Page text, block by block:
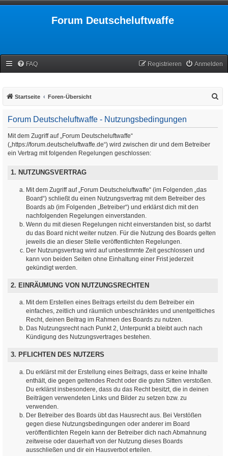
Forum Deutscheluftwaffe
FAQ Anmelden
Registrieren
Startseite Foren-Übersicht
Forum Deutscheluftwaffe - Nutzungsbedingungen
Mit dem Zugriff auf „Forum Deutscheluftwaffe“
(„https://forum.deutscheluftwaffe.de“) wird zwischen dir und dem Betreiber
ein Vertrag mit folgenden Regelungen geschlossen:
1. NUTZUNGSVERTRAG
Mit dem Zugriff auf „Forum Deutscheluftwaffe“ (im Folgenden „das
Board“) schließt du einen Nutzungsvertrag mit dem Betreiber des
Boards ab (im Folgenden „Betreiber“) und erklärst dich mit den
nachfolgenden Regelungen einverstanden.
Wenn du mit diesen Regelungen nicht einverstanden bist, so darfst
du das Board nicht weiter nutzen. Für die Nutzung des Boards gelten
jeweils die an dieser Stelle veröffentlichten Regelungen.
Der Nutzungsvertrag wird auf unbestimmte Zeit geschlossen und
kann von beiden Seiten ohne Einhaltung einer Frist jederzeit
gekündigt werden.
2. EINRÄUMUNG VON NUTZUNGSRECHTEN
Mit dem Erstellen eines Beitrags erteilst du dem Betreiber ein
einfaches, zeitlich und räumlich unbeschränktes und unentgeltliches
Recht, deinen Beitrag im Rahmen des Boards zu nutzen.
Das Nutzungsrecht nach Punkt 2, Unterpunkt a bleibt auch nach
Kündigung des Nutzungsvertrages bestehen.
3. PFLICHTEN DES NUTZERS
Du erklärst mit der Erstellung eines Beitrags, dass er keine Inhalte
enthält, die gegen geltendes Recht oder die guten Sitten verstoßen.
Du erklärst insbesondere, dass du das Recht besitzt, die in deinen
Beiträgen verwendeten Links und Bilder zu setzen bzw. zu
verwenden.
Der Betreiber des Boards übt das Hausrecht aus. Bei Verstößen
gegen diese Nutzungsbedingungen oder anderer im Board
veröffentlichten Regeln kann der Betreiber dich nach Abmahnung
zeitweise oder dauerhaft von der Nutzung dieses Boards
ausschließen und dir ein Hausverbot erteilen.